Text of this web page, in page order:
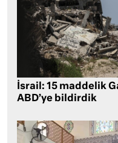
İsrail: 15 maddelik
ABD’ye bildirdik